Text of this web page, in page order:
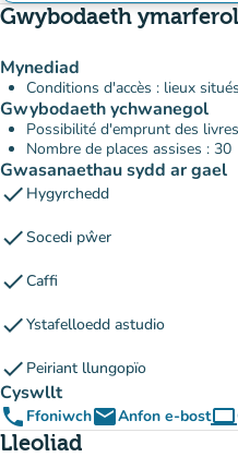
Gwybodaeth ymarferol
Mynediad
Conditions d'accès : lieux
Gwybodaeth ychwanegol
Possibilité d'emprunt des
Nombre de places assises : 30
Gwasanaethau sydd ar gael
check Hygyrchedd
checkSocedi pŵer
checkCaffi
checkYstafelloedd astudio
check Peiriant llungopïo
Cyswllt
phone FfoniwchemailAnfon e-bostcomputer
Lleoliad